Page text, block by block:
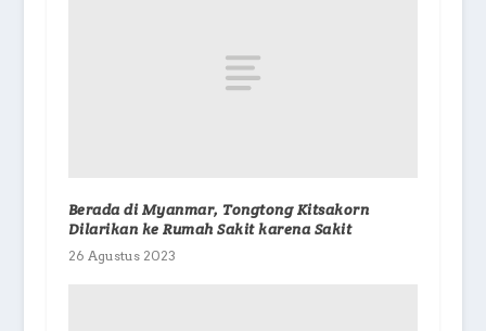
Berada di Myanmar, Tongtong Kitsakorn
Dilarikan ke Rumah Sakit karena Sakit
26 Agustus 2023